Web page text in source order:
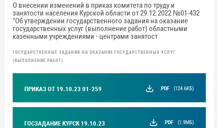
О внесении изменений в приказ комитета по труду и
занятости населения Курской области от 29.12.2022 №01-432
"Об утверждении государственного задания на оказание
государственных услуг (выполнение работ) областными
казенными учреждениями - центрами занятост
ГОСУДАРСТВЕННЫЕ ЗАДАНИЯ НА ОКАЗАНИЕ ГОСУДАРСТВЕННЫХ УСЛУГ
(ВЫПОЛНЕНИЕ РАБОТ)
ПРИКАЗ ОТ 19.10.23 01-259 .PDF (124.6КБ)
ГОСЗАДАНИЕ КУРСК 19.10.23 .PDF (1.9МБ)